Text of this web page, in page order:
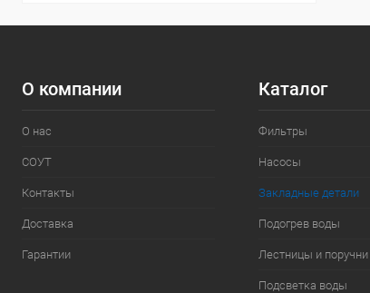
О компании
О нас
СОУТ
Контакты
Доставка
Гарантии
Каталог
Фильтры
Насосы
Закладные детали
Подогрев воды
Лестницы и поручни
Подсветка воды